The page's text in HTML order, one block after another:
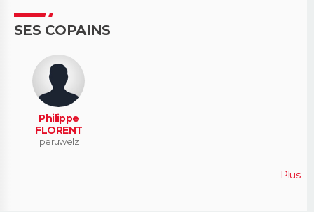
SES COPAINS
Philippe
FLORENT
peruwelz
Plus